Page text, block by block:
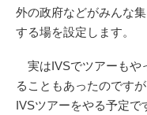
外の政府などがみんな
する場を設定します。
実はIVSでツアーもや
ることもあったのです
IVSツアーをやる予定で